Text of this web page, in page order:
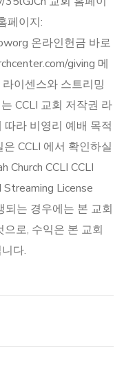
페이지:
온라인헌금 바로
giving 메
이센스와 스트리밍
CCLI 교회 저작권 라
라 비영리 예배 목적
CCLI 에서 확인하실
Church CCLI CCLI
License
는 경우에는 본 교회
로, 수익은 본 교회
다.